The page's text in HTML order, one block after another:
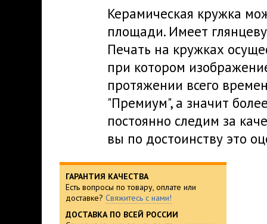
Керамическая кружка
площади. Имеет
Печать на кружках
при котором
протяжении всего
"Премиум", а значит
постоянно следим за
вы по достоинству это
ГАРАНТИЯ КАЧЕСТВА
Есть вопросы по товару, оплате или
доставке? Свяжитесь с нами!
ДОСТАВКА ПО ВСЕЙ РОССИИ